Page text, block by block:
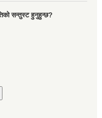
सन्तुस्ट हुनुहुन्छ?